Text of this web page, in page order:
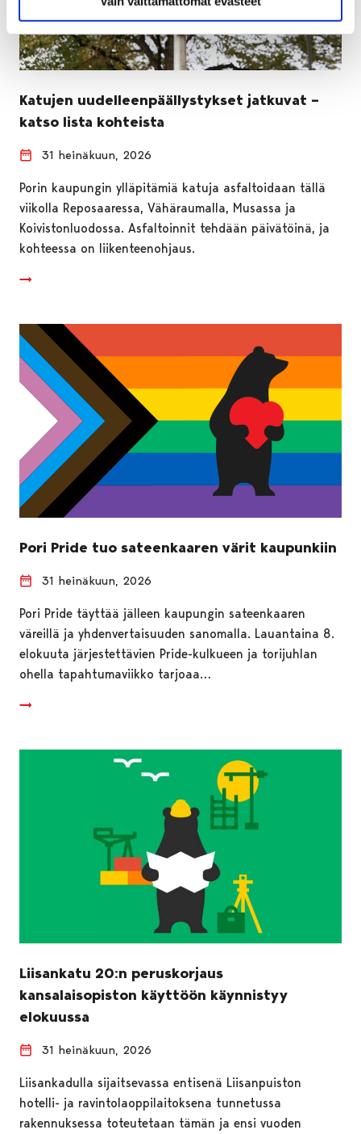
Katujen uudelleenpäällystykset jatkuvat –
katso lista kohteista
31 heinäkuun, 2026
Porin kaupungin ylläpitämiä katuja asfaltoidaan tällä
viikolla Reposaaressa, Vähäraumalla, Musassa ja
Koivistonluodossa. Asfaltoinnit tehdään päivätöinä, ja
kohteessa on liikenteenohjaus.
Pori Pride tuo sateenkaaren värit kaupunkiin
31 heinäkuun, 2026
Pori Pride täyttää jälleen kaupungin sateenkaaren
väreillä ja yhdenvertaisuuden sanomalla. Lauantaina 8.
elokuuta järjestettävien Pride-kulkueen ja torijuhlan
ohella tapahtumaviikko tarjoaa…
Liisankatu 20:n peruskorjaus
kansalaisopiston käyttöön käynnistyy
elokuussa
31 heinäkuun, 2026
Liisankadulla sijaitsevassa entisenä Liisanpuiston
hotelli- ja ravintolaoppilaitoksena tunnetussa
rakennuksessa toteutetaan tämän ja ensi vuoden